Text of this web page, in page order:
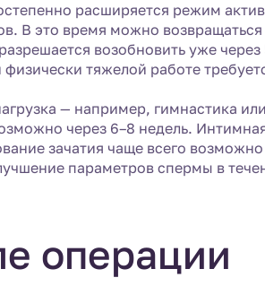
расширяется режим
В это время можно
возобновить уже через
тяжелой работе
— например, гимнастика
через 6–8 недель.
зачатия чаще всего
параметров спермы в
операции